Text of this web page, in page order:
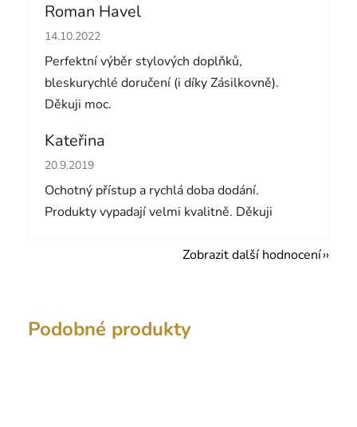
Roman Havel
Hodnocení obchodu je 5 z 5 hvězdiček.
14.10.2022
Perfektní výběr stylových doplňků,
bleskurychlé doručení (i díky Zásilkovně).
Děkuji moc.
Kateřina
Hodnocení obchodu je 5 z 5 hvězdiček.
20.9.2019
Ochotný přístup a rychlá doba dodání.
Produkty vypadají velmi kvalitně. Děkuji
Zobrazit další hodnocení
Podobné produkty